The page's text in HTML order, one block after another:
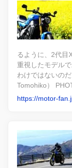
るように、2代目
重視したモデル
わけではないの
Tomohiko）
https://motor-